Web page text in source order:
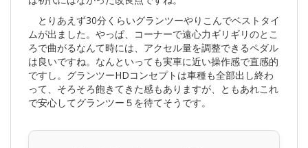
とりあえず30分くらいグランツーやりこんでベストタイ
ムが出ました。やっぱ、コーナーで遠心力ギリギリのとこ
ろで曲がるなんて時には、アクセル量を調整できるペダル
は良いですね。なんといっても実車に近い操作感で直感的
ですし。グランツーHDコンセプトは車種も全部出し終わ
って、そろそろ飽きてきた感もありますが、ともあれこれ
で安心してグランツー５を待てそうです。